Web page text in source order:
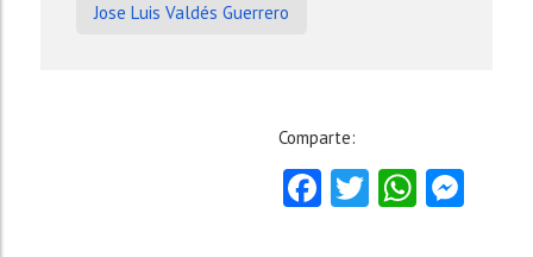
Jose Luis Valdés Guerrero
Comparte:
Facebook
Twitter